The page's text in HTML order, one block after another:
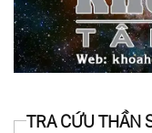
TRA CỨU THẦN